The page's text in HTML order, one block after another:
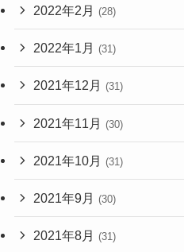
2022年2月 (28)
2022年1月 (31)
2021年12月 (31)
2021年11月 (30)
2021年10月 (31)
2021年9月 (30)
2021年8月 (31)